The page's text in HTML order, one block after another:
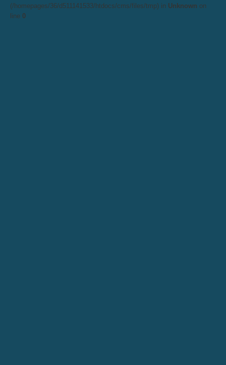
(/homepages/36/d511141533/htdocs/cms/files/tmp) in Unknown on
line 0